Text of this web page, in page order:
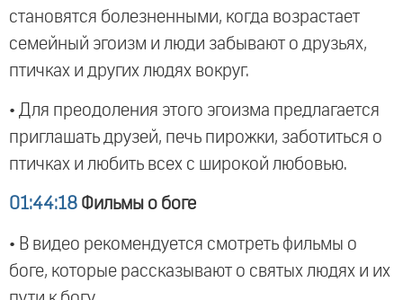
становятся болезненными, когда возрастает
семейный эгоизм и люди забывают о друзьях,
птичках и других людях вокруг.
• Для преодоления этого эгоизма предлагается
приглашать друзей, печь пирожки, заботиться о
птичках и любить всех с широкой любовью.
01:44:18 Фильмы о боге
• В видео рекомендуется смотреть фильмы о
боге, которые рассказывают о святых людях и их